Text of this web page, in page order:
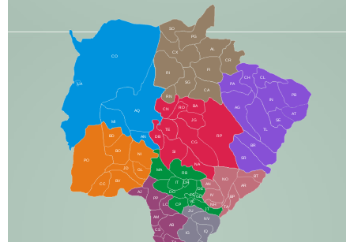
CO
AQ
MI
AN
CX
RI
AL
CR
FI
SG
BA
CA
PA
CH CL
PB
SE
TL
AG
BR
SR
BT
AR
RP
RO
JG
CG
SI
NA
TA
NH
JT
RB
MA
IT
DR
DO
CP
JU
NV
IQ
BD
BO
NI
JD
PO
BV
CC
PP
AJ
LC
AM
AB
DB
TE
CS
IG
IN
NO
BP
RN
CN
GL
AN
IV
FS
VC
GD
DE
AT
PG
SO
LA